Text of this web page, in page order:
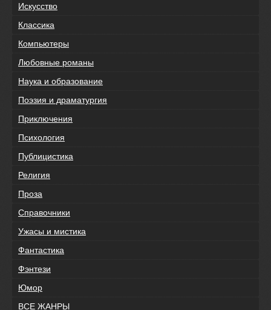
Искусство
Классика
Компьютеры
Любовные романы
Наука и образование
Поэзия и драматургия
Приключения
Психология
Публицистика
Религия
Проза
Справочники
Ужасы и мистика
Фантастика
Фэнтези
Юмор
ВСЕ ЖАНРЫ